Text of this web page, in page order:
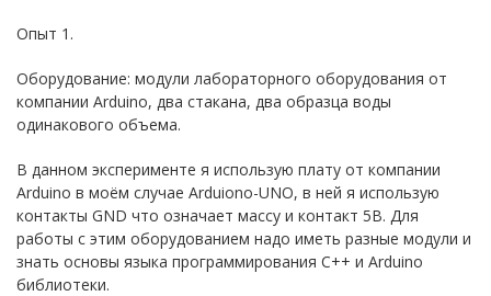
Опыт 1.
Оборудование: модули лабораторного оборудования от
компании Arduino, два стакана, два образца воды
одинакового объема.
В данном эксперименте я использую плату от компании
Arduino в моём случае Arduiono-UNO, в ней я использую
контакты GND что означает массу и контакт 5В. Для
работы с этим оборудованием надо иметь разные модули и
знать основы языка программирования C++ и Arduino
библиотеки.